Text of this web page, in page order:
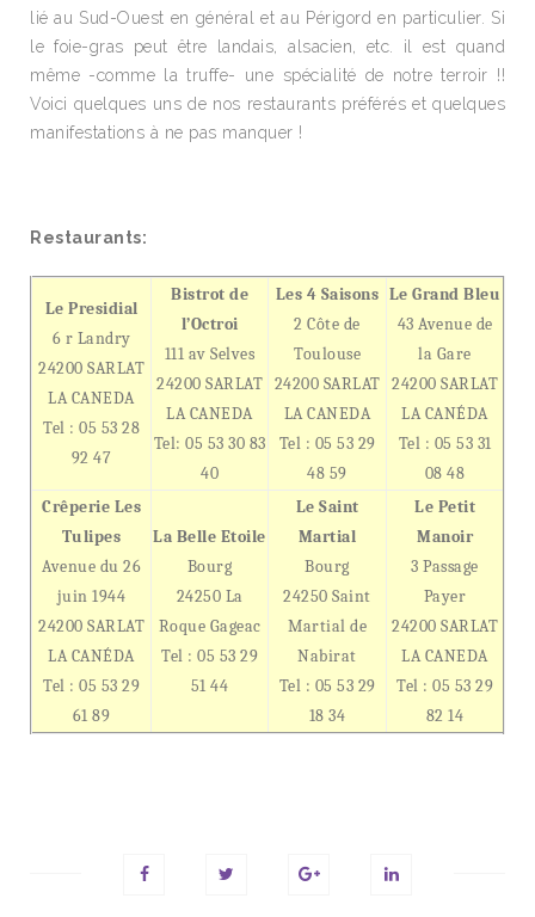
lié au Sud-Ouest en général et au Périgord en particulier. Si
le foie-gras peut être landais, alsacien, etc. il est quand
même -comme la truffe- une spécialité de notre terroir !!
Voici quelques uns de nos restaurants préférés et quelques
manifestations à ne pas manquer !
Restaurants:
Le Presidial
6 r Landry
24200 SARLAT
LA CANEDA
Tel : 05 53 28
92 47
Bistrot de
l’Octroi
111 av Selves
24200 SARLAT
LA CANEDA
Tel: 05 53 30 83
40
Les 4 Saisons
2 Côte de
Toulouse
24200 SARLAT
LA CANEDA
Tel : 05 53 29
48 59
Le Grand Bleu
43 Avenue de
la Gare
24200 SARLAT
LA CANÉDA
Tel : 05 53 31
08 48
Crêperie Les
Tulipes
Avenue du 26
juin 1944
24200 SARLAT
LA CANÉDA
Tel : 05 53 29
61 89
La Belle Etoile
Bourg
24250 La
Roque Gageac
Tel : 05 53 29
51 44
Le Saint
Martial
Bourg
24250 Saint
Martial de
Nabirat
Tel : 05 53 29
18 34
Le Petit
Manoir
3 Passage
Payer
24200 SARLAT
LA CANEDA
Tel : 05 53 29
82 14